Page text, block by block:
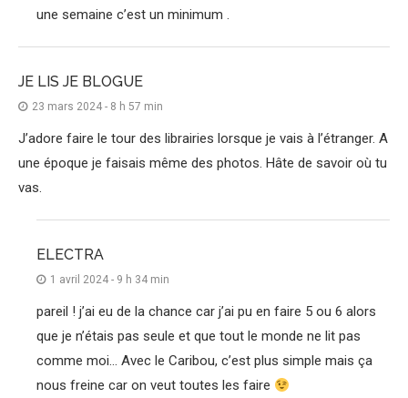
une semaine c’est un minimum .
JE LIS JE BLOGUE
23 mars 2024 - 8 h 57 min
J’adore faire le tour des librairies lorsque je vais à l’étranger. A
une époque je faisais même des photos. Hâte de savoir où tu
vas.
ELECTRA
1 avril 2024 - 9 h 34 min
pareil ! j’ai eu de la chance car j’ai pu en faire 5 ou 6 alors
que je n’étais pas seule et que tout le monde ne lit pas
comme moi… Avec le Caribou, c’est plus simple mais ça
nous freine car on veut toutes les faire